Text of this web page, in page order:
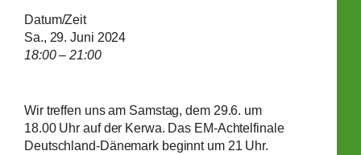
Datum/Zeit
Sa., 29. Juni 2024
18:00 – 21:00
Wir treffen uns am Samstag, dem 29.6. um
18.00 Uhr auf der Kerwa. Das EM-Achtelfinale
Deutschland-Dänemark beginnt um 21 Uhr.